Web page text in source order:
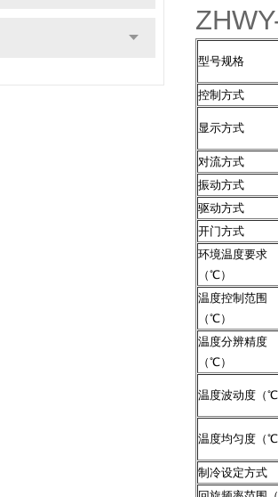
型号规格
控制方式
显示方式
对流方式
振动方式
驱动方式
开门方式
环境温度要求
（℃）
温度控制范围
（℃）
温度分辨精度
（℃）
温度波动度（
温度均匀度（
制冷设定方式